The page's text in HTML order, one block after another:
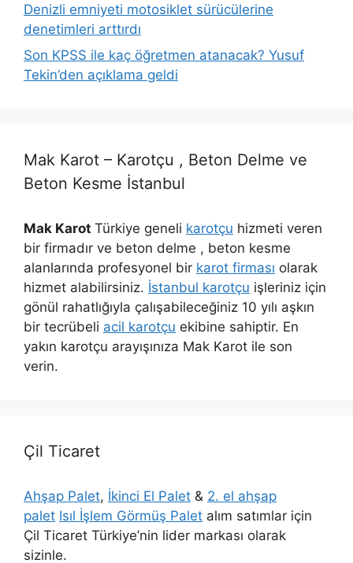
Denizli emniyeti motosiklet sürücülerine
denetimleri arttırdı
Son KPSS ile kaç öğretmen atanacak? Yusuf
Tekin’den açıklama geldi
Mak Karot – Karotçu , Beton Delme ve
Beton Kesme İstanbul
Mak Karot Türkiye geneli karotçu hizmeti veren
bir firmadır ve beton delme , beton kesme
alanlarında profesyonel bir karot firması olarak
hizmet alabilirsiniz. İstanbul karotçu işleriniz için
gönül rahatlığıyla çalışabileceğiniz 10 yılı aşkın
bir tecrübeli acil karotçu ekibine sahiptir. En
yakın karotçu arayışınıza Mak Karot ile son
verin.
Çil Ticaret
Ahşap Palet, İkinci El Palet & 2. el ahşap
palet Isıl İşlem Görmüş Palet alım satımlar için
Çil Ticaret Türkiye’nin lider markası olarak
sizinle.